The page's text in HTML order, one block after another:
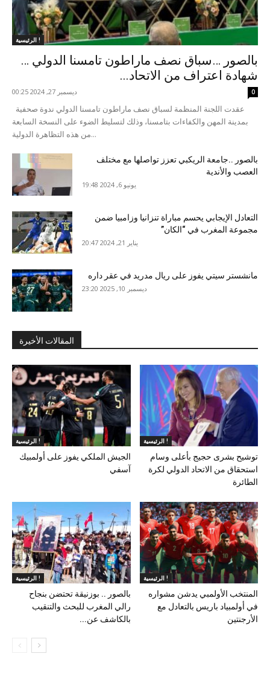
الرئيسية !
بالصور …سباق نصف ماراطون تامسنا الدولي …
شهادة اعتراف من الاتحاد...
ديسمبر 27, 2024 00:25 0
بمدينة المهن والكفاءات بتامسنا، وذلك لتسليط الضوء على النسخة السابعة
من هذه التظاهرة الدولية...
بالصور ..جامعة الريكبي تعزز تواصلها مع مختلف
العصب والأندية
يونيو 6, 2024 19:48
التعادل الإيجابي يحسم مباراة تنزانيا وزامبيا ضمن
مجموعة المغرب في “الكان”
يناير 21, 2024 20:47
مانشستر سيتي يفوز على ريال مدريد في عقر داره
ديسمبر 10, 2025 23:20
المقالات الأخيرة
الرئيسية !
الجيش الملكي يفوز على أولمبيك
آسفي
الرئيسية !
توشيح بشرى حجيج بأعلى وسام
استحقاق من الاتحاد الدولي لكرة
الطائرة
الرئيسية !
بالصور .. بوزنيقة تحتضن بنجاح
رالي المغرب للبحث والتنقيب
بالكاشف عن...
الرئيسية !
المنتخب الأولمبي يدشن مشواره
في أولمبياد باريس بالتعادل مع
الأرجنتين